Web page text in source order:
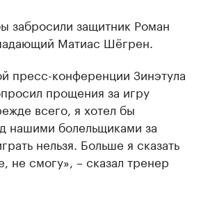
забросили защитник Роман
Матиас Шёгрен.
пресс-конференции Зинэтула
прощения за игру
всего, я хотел бы
нашими болельщиками за
нельзя. Больше я сказать
не смогу», – сказал тренер